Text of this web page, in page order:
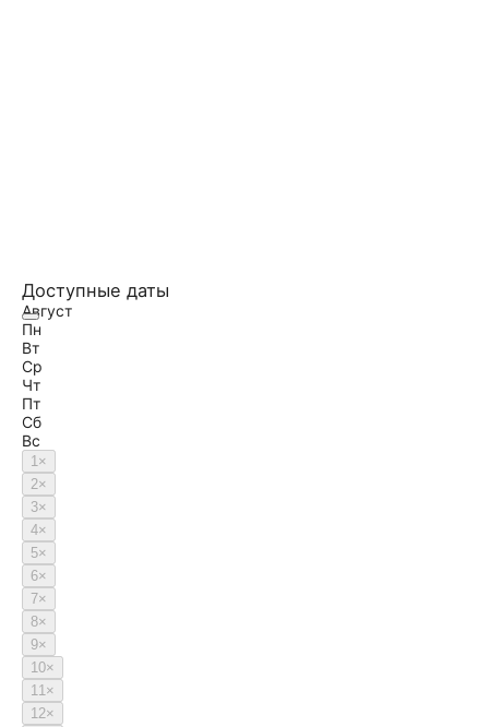
Доступные даты
Август
Пн
Вт
Ср
Чт
Пт
Сб
Вс
1×
2×
3×
4×
5×
6×
7×
8×
9×
10×
11×
12×